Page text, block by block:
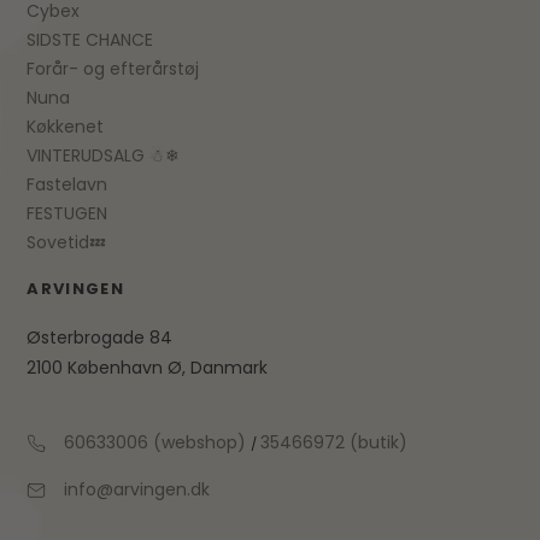
Cybex
SIDSTE CHANCE
Forår- og efterårstøj
Nuna
Køkkenet
VINTERUDSALG ☃❄
Fastelavn
FESTUGEN
Sovetid💤
ARVINGEN
Østerbrogade 84
2100 København Ø, Danmark
60633006 (webshop) / 35466972 (butik)
info@arvingen.dk